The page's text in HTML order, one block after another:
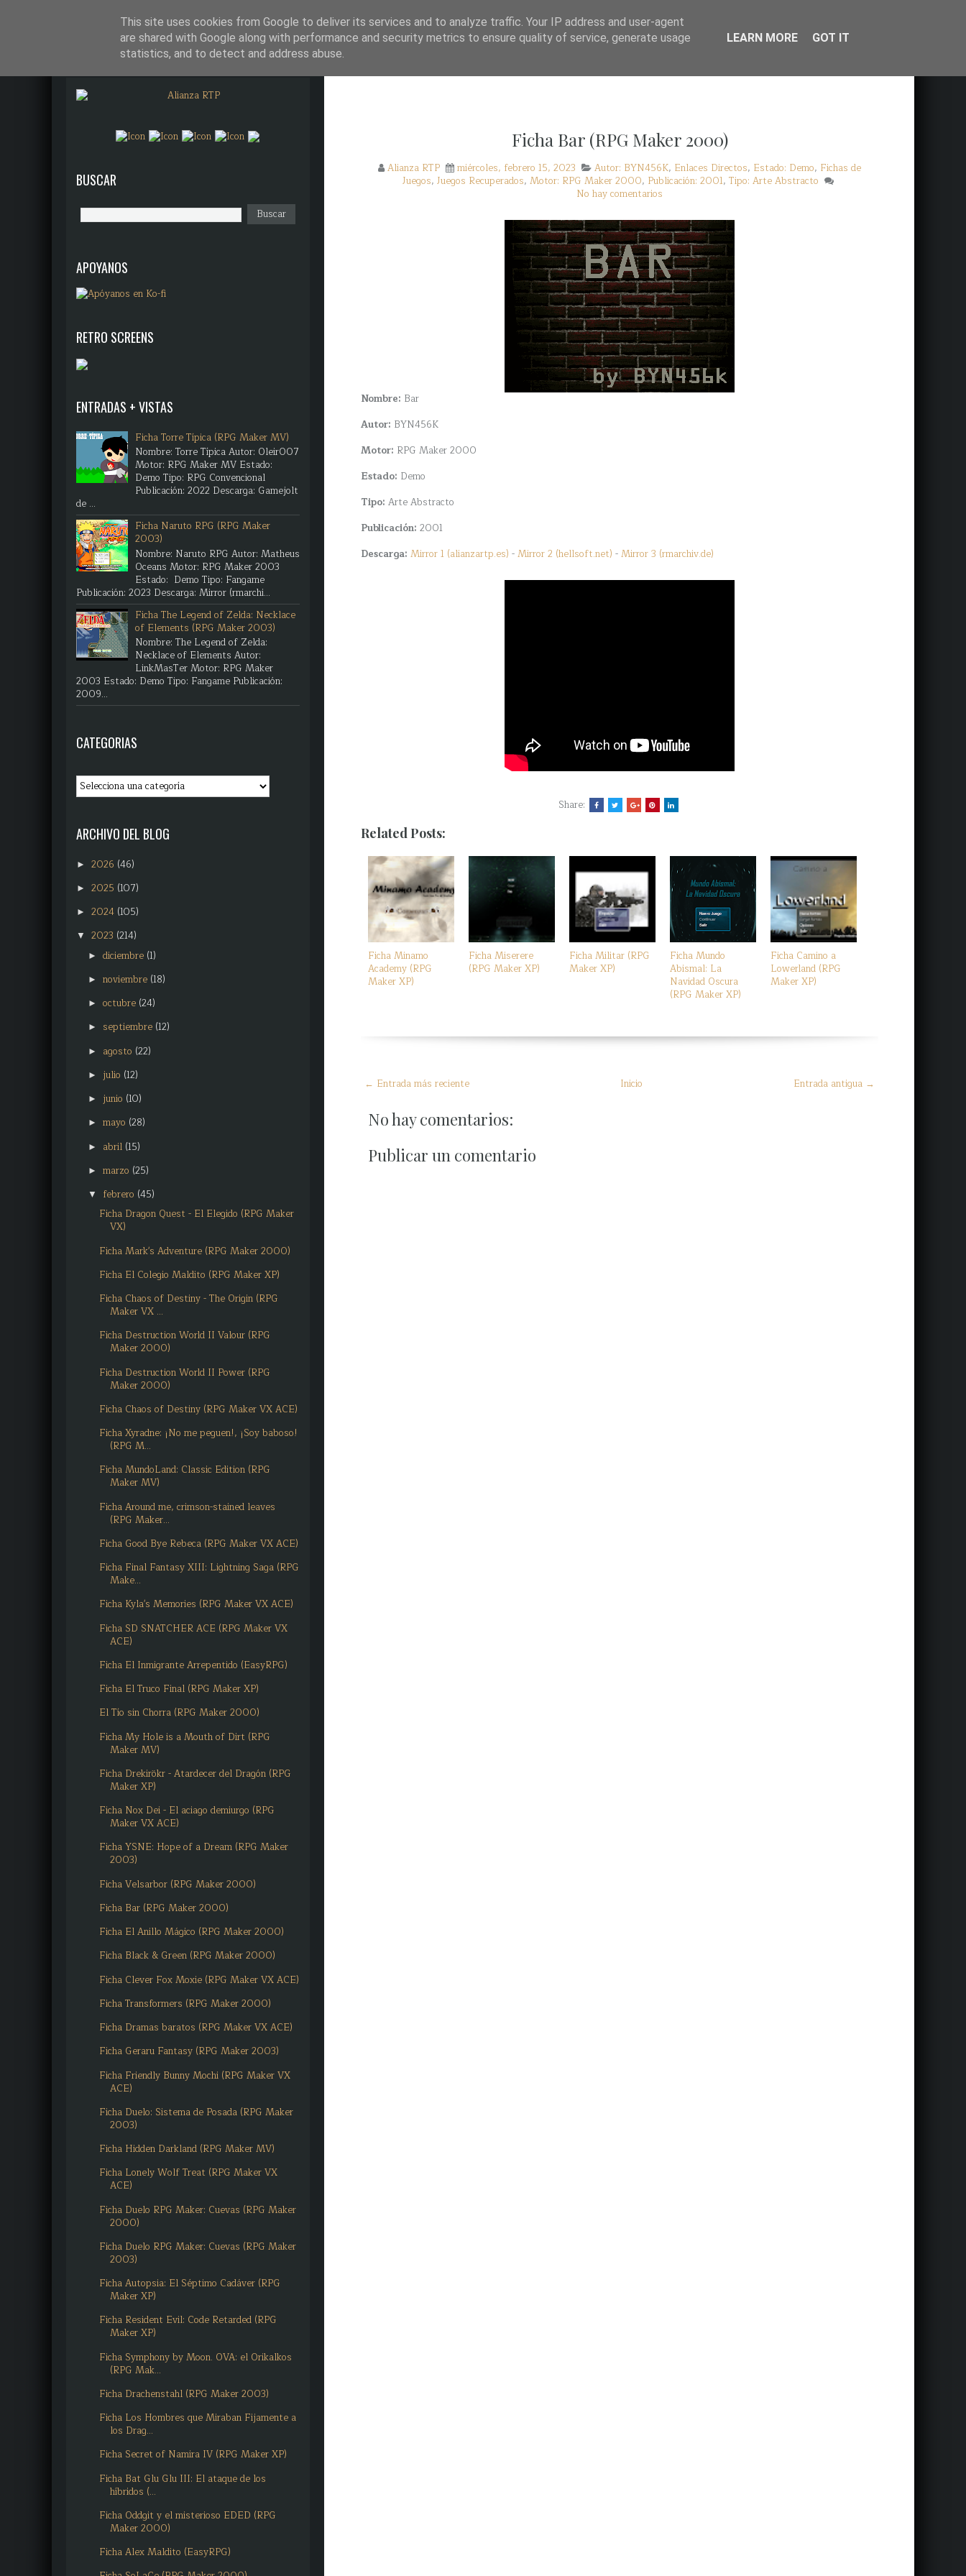
Ficha Bar (RPG Maker 2000)
Alianza RTP miércoles, febrero 15, 2023 Autor: BYN456K, Enlaces Directos, Estado: Demo, Fichas de
Juegos,Juegos Recuperados,Motor: RPG Maker 2000, Publicación: 2001,Tipo: Arte Abstracto
No hay comentarios
Nombre: Bar
Autor: BYN456K
Motor: RPG Maker 2000
Estado: Demo
Tipo: Arte Abstracto
Publicación: 2001
Descarga: Mirror 1 (alianzartp.es) -Mirror 2 (hellsoft.net) -Mirror 3 (rmarchiv.de)
Share:
Related Posts:
Ficha Minamo
Academy (RPG
Maker XP)
Ficha Miserere
(RPG Maker XP)
Ficha Militar (RPG
Maker XP)
Ficha Mundo
Abismal: La
Navidad Oscura
(RPG Maker XP)
Ficha Camino a
Lowerland (RPG
Maker XP)
← Entrada más reciente Entrada antigua →
Inicio
No hay comentarios:
Publicar un comentario
BUSCAR
APOYANOS
RETRO SCREENS
ENTRADAS + VISTAS
Ficha Torre Típica (RPG Maker MV)
Nombre: Torre Típica Autor: Oleir007
Motor: RPG Maker MV Estado:
Demo Tipo: RPG Convencional
Publicación: 2022 Descarga: Gamejolt
de ...
Ficha Naruto RPG (RPG Maker
2003)
Nombre: Naruto RPG Autor: Matheus
Oceans Motor: RPG Maker 2003
Estado: Demo Tipo: Fangame
Publicación: 2023 Descarga: Mirror (rmarchi...
Ficha The Legend of Zelda: Necklace
of Elements (RPG Maker 2003)
Nombre: The Legend of Zelda:
Necklace of Elements Autor:
LinkMasTer Motor: RPG Maker
2003 Estado: Demo Tipo: Fangame Publicación:
2009...
CATEGORIAS
ARCHIVO DEL BLOG
► 2026 (46)
► 2025 (107)
► 2024 (105)
▼ 2023 (214)
► diciembre (1)
► noviembre (18)
► octubre (24)
► septiembre (12)
► agosto (22)
► julio (12)
► junio (10)
► mayo (28)
► abril (15)
► marzo (25)
▼ febrero (45)
Ficha Dragon Quest - El Elegido (RPG Maker
VX)
Ficha Mark's Adventure (RPG Maker 2000)
Ficha El Colegio Maldito (RPG Maker XP)
Ficha Chaos of Destiny - The Origin (RPG
Maker VX ...
Ficha Destruction World II Valour (RPG
Maker 2000)
Ficha Destruction World II Power (RPG
Maker 2000)
Ficha Chaos of Destiny (RPG Maker VX ACE)
Ficha Xyradne: ¡No me peguen!, ¡Soy baboso!
(RPG M...
Ficha MundoLand: Classic Edition (RPG
Maker MV)
Ficha Around me, crimson-stained leaves
(RPG Maker...
Ficha Good Bye Rebeca (RPG Maker VX ACE)
Ficha Final Fantasy XIII: Lightning Saga (RPG
Make...
Ficha Kyla's Memories (RPG Maker VX ACE)
Ficha SD SNATCHER ACE (RPG Maker VX
ACE)
Ficha El Inmigrante Arrepentido (EasyRPG)
Ficha El Truco Final (RPG Maker XP)
El Tío sin Chorra (RPG Maker 2000)
Ficha My Hole is a Mouth of Dirt (RPG
Maker MV)
Ficha Drekirökr - Atardecer del Dragón (RPG
Maker XP)
Ficha Nox Dei - El aciago demiurgo (RPG
Maker VX ACE)
Ficha YSNE: Hope of a Dream (RPG Maker
2003)
Ficha Velsarbor (RPG Maker 2000)
Ficha Bar (RPG Maker 2000)
Ficha El Anillo Mágico (RPG Maker 2000)
Ficha Black & Green (RPG Maker 2000)
Ficha Clever Fox Moxie (RPG Maker VX ACE)
Ficha Transformers (RPG Maker 2000)
Ficha Dramas baratos (RPG Maker VX ACE)
Ficha Geraru Fantasy (RPG Maker 2003)
Ficha Friendly Bunny Mochi (RPG Maker VX
ACE)
Ficha Duelo: Sistema de Posada (RPG Maker
2003)
Ficha Hidden Darkland (RPG Maker MV)
Ficha Lonely Wolf Treat (RPG Maker VX
ACE)
Ficha Duelo RPG Maker: Cuevas (RPG Maker
2000)
Ficha Duelo RPG Maker: Cuevas (RPG Maker
2003)
Ficha Autopsia: El Séptimo Cadáver (RPG
Maker XP)
Ficha Resident Evil: Code Retarded (RPG
Maker XP)
Ficha Symphony by Moon. OVA: el Orikalkos
(RPG Mak...
Ficha Drachenstahl (RPG Maker 2003)
Ficha Los Hombres que Miraban Fijamente a
los Drag...
Ficha Secret of Namira IV (RPG Maker XP)
Ficha Bat Glu Glu III: El ataque de los
híbridos (...
Ficha Oddgit y el misterioso EDED (RPG
Maker 2000)
Ficha Alex Maldito (EasyRPG)
This site uses cookies from Google to deliver its services and to analyze traffic. Your IP address and user-agent
are shared with Google along with performance and security metrics to ensure quality of service, generate usage
statistics, and to detect and address abuse.
LEARN MORE GOT IT